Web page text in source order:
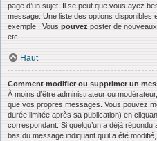
page d’un sujet. Il se peut que vous ayez
message. Une liste des options disponibles
exemple : Vous pouvez poster de
etc.
Haut
Comment modifier ou supprimer un
À moins d’être administrateur ou
que vos propres messages. Vous pouvez
durée limitée après sa publication) en
correspondant. Si quelqu’un a déjà
bas du message indiquant qu’il a été